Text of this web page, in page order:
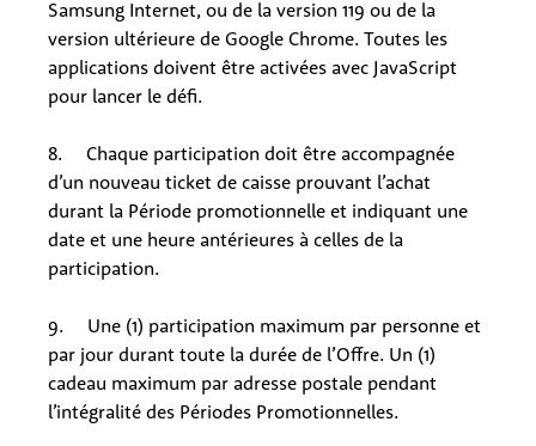
Samsung Internet, ou de la version 119 ou de la
version ultérieure de Google Chrome. Toutes les
applications doivent être activées avec JavaScript
pour lancer le défi.
8. Chaque participation doit être accompagnée
d’un nouveau ticket de caisse prouvant l’achat
durant la Période promotionnelle et indiquant une
date et une heure antérieures à celles de la
participation.
9. Une (1) participation maximum par personne et
par jour durant toute la durée de l’Offre. Un (1)
cadeau maximum par adresse postale pendant
l’intégralité des Périodes Promotionnelles.